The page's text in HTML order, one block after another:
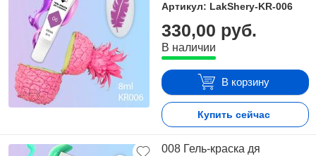
Артикул: LakShery-KR-006
330,00 руб.
В наличии
В корзину
Купить сейчас
008 Гель-краска дя